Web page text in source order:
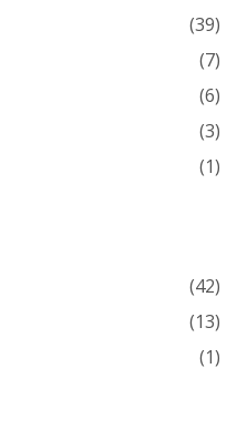
(39)
(7)
(6)
(3)
(1)
(42)
(13)
(1)